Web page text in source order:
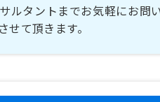
ルタントまでお気軽にお問
て頂きます。